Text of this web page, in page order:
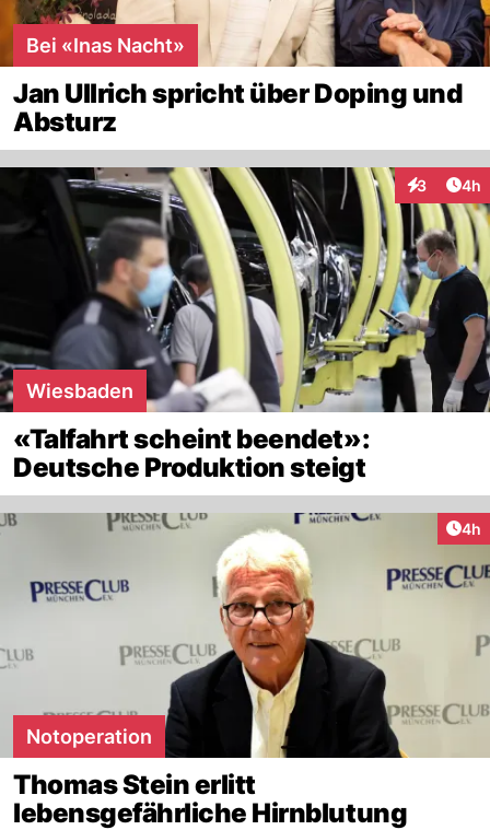
Bei «Inas Nacht»
Jan Ullrich spricht über Doping und
Absturz
3 4h
Wiesbaden
«Talfahrt scheint beendet»:
Deutsche Produktion steigt
4h
Notoperation
Thomas Stein erlitt
lebensgefährliche Hirnblutung